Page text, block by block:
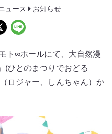
ュース お知らせ
ト∞ホールにて、大自然漫
(ひとのまつりでおどる
ロジャー、しんちゃん）か